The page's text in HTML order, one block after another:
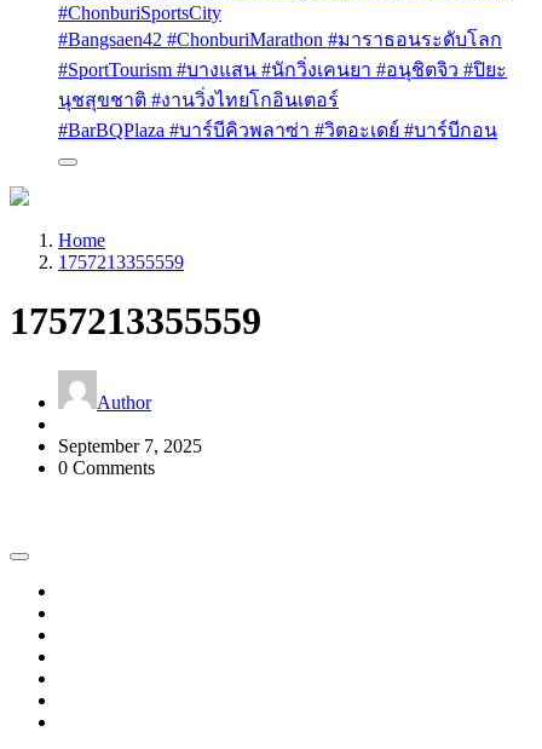
#ChonburiSportsCity
#Bangsaen42 #ChonburiMarathon #มาราธอนระดับโลก
#SportTourism #บางแสน #นักวิ่งเคนยา #อนุชิตจิว #ปิยะ
นุชสุขชาติ #งานวิ่งไทยโกอินเตอร์
#BarBQPlaza #บาร์บีคิวพลาซ่า #วิตอะเดย์ #บาร์บีกอน
Home
1757213355559
1757213355559
Author
September 7, 2025
0 Comments